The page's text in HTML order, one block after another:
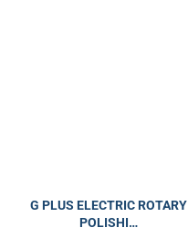
G PLUS ELECTRIC ROTARY
POLISHI…